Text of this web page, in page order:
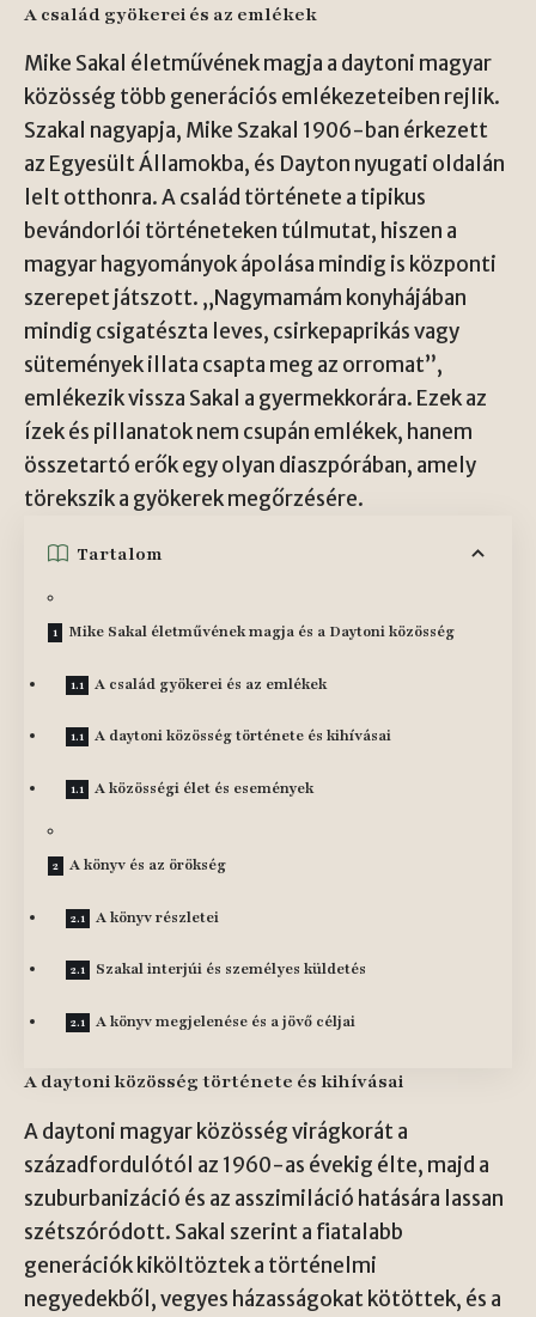
A család gyökerei és az emlékek
Mike Sakal életművének magja a daytoni magyar
közösség több generációs emlékezeteiben rejlik.
Szakal nagyapja, Mike Szakal 1906-ban érkezett
az Egyesült Államokba, és Dayton nyugati oldalán
lelt otthonra. A család története a tipikus
bevándorlói történeteken túlmutat, hiszen a
magyar hagyományok ápolása mindig is központi
szerepet játszott. „Nagymamám konyhájában
mindig csigatészta leves, csirkepaprikás vagy
sütemények illata csapta meg az orromat”,
emlékezik vissza Sakal a gyermekkorára. Ezek az
ízek és pillanatok nem csupán emlékek, hanem
összetartó erők egy olyan diaszpórában, amely
törekszik a gyökerek megőrzésére.
Tartalom
Mike Sakal életművének magja és a Daytoni közösség
A család gyökerei és az emlékek
A daytoni közösség története és kihívásai
A közösségi élet és események
A könyv és az örökség
A könyv részletei
Szakal interjúi és személyes küldetés
A könyv megjelenése és a jövő céljai
A daytoni közösség története és kihívásai
A daytoni magyar közösség virágkorát a
századfordulótól az 1960-as évekig élte, majd a
szuburbanizáció és az asszimiláció hatására lassan
szétszóródott. Sakal szerint a fiatalabb
generációk kiköltöztek a történelmi
negyedekből, vegyes házasságokat kötöttek, és a